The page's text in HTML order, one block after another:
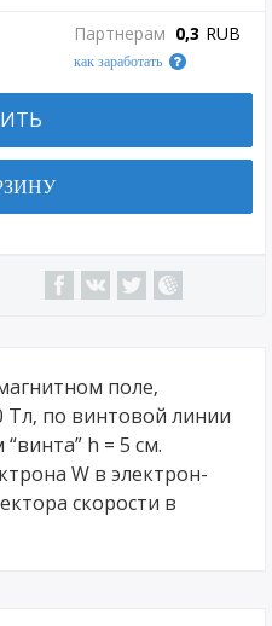
Партнерам 0,3 RUB
как заработать
поле,
Тл, по винтовой линии
h = 5 см.
W в электрон-
скорости в